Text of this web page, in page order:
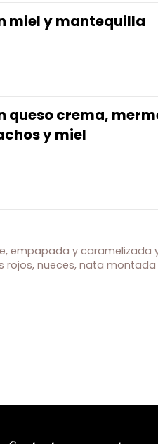
miel y mantequilla
queso crema,
y miel
empapada y caramelizada
nueces, nata montada